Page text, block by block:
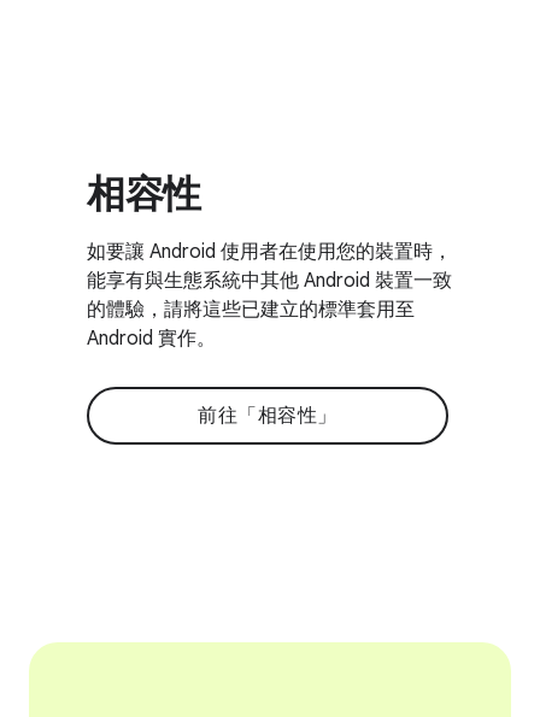
相容性
如要讓 Android 使用者在使用您的裝置時，
能享有與生態系統中其他 Android 裝置一致
的體驗，請將這些已建立的標準套用至
Android 實作。
前往「相容性」